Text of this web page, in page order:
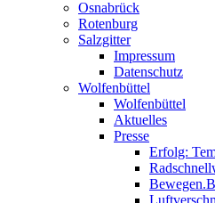
Osnabrück
Rotenburg
Salzgitter
Impressum
Datenschutz
Wolfenbüttel
Wolfenbüttel
Aktuelles
Presse
Erfolg: